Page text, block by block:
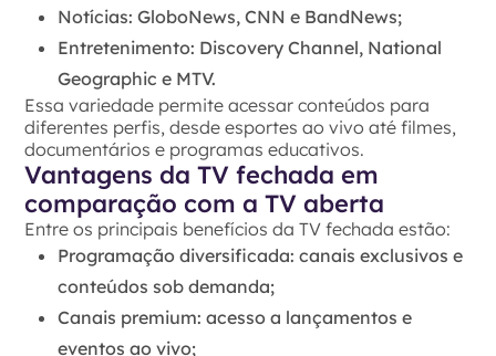
Notícias: GloboNews, CNN e BandNews;
Entretenimento: Discovery Channel, National
Geographic e MTV.
Essa variedade permite acessar conteúdos para
diferentes perfis, desde esportes ao vivo até filmes,
documentários e programas educativos.
Vantagens da TV fechada em
comparação com a TV aberta
Entre os principais benefícios da TV fechada estão:
Programação diversificada: canais exclusivos e
conteúdos sob demanda;
Canais premium: acesso a lançamentos e
eventos ao vivo;